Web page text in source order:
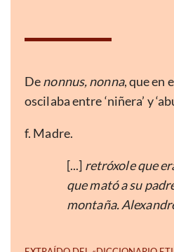
Denonnus, nonna, que en
oscilaba entre ‘niñera’ y
f. Madre.
[...] retróxole que
que mató a su
montaña.